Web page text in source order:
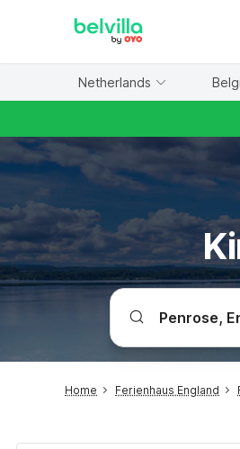
Netherlands
Home Ferienhaus England